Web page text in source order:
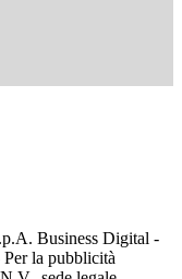
Business Digital -
la pubblicità